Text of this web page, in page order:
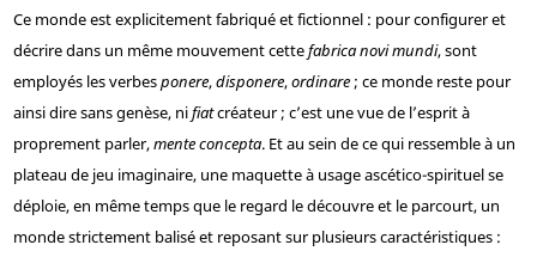
Ce monde est explicitement fabriqué et fictionnel : pour configurer et
décrire dans un même mouvement cettefabrica novi mundi, sont
employés les verbesponere,disponere,ordinare; ce monde reste pour
ainsi dire sans genèse, nifiatcréateur ; c’est une vue de l’esprit à
proprement parler,mente concepta. Et au sein de ce qui ressemble à un
plateau de jeu imaginaire, une maquette à usage ascético-spirituel se
déploie, en même temps que le regard le découvre et le parcourt, un
monde strictement balisé et reposant sur plusieurs caractéristiques :